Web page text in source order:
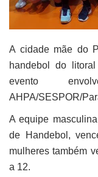
A cidade mãe do
handebol do
evento
AHPA/SESPOR/
A equipe
de Handebol,
mulheres também
a 12.